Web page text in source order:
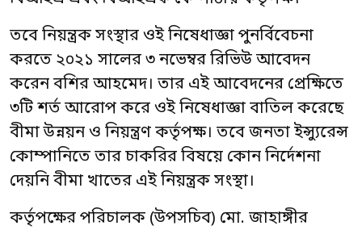
তবে নিয়ন্ত্রক সংস্থার ওই নিষেধাজ্ঞা পুনর্বিবেচনা
করতে ২০২১ সালের ৩ নভেম্বর রিভিউ আবেদন
করেন বশির আহমেদ। তার এই আবেদনের প্রেক্ষিতে
৩টি শর্ত আরোপ করে ওই নিষেধাজ্ঞা বাতিল করেছে
বীমা উন্নয়ন ও নিয়ন্ত্রণ কর্তৃপক্ষ। তবে জনতা ইন্স্যুরেন্স
কোম্পানিতে তার চাকরির বিষয়ে কোন নির্দেশনা
দেয়নি বীমা খাতের এই নিয়ন্ত্রক সংস্থা।
কর্তৃপক্ষের পরিচালক (উপসচিব) মো. জাহাঙ্গীর